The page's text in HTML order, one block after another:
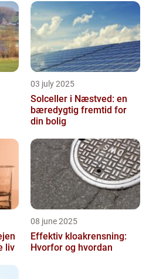
03 july 2025
Solceller i Næstved: en
bæredygtig fremtid for
din bolig
liv
08 june 2025
Effektiv kloakrensning:
Hvorfor og hvordan